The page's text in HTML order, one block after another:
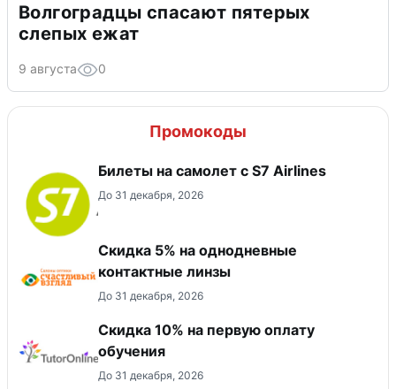
Волгоградцы спасают пятерых
слепых ежат
9 августа 0
Промокоды
Билеты на самолет с S7 Airlines
До 31 декабря, 2026
Скидка 5% на однодневные
контактные линзы
До 31 декабря, 2026
Скидка 10% на первую оплату
обучения
До 31 декабря, 2026